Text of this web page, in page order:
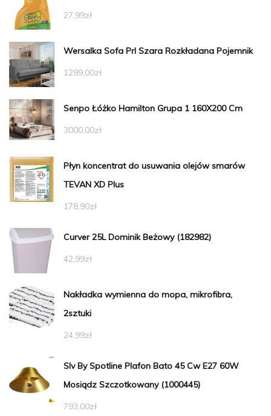
27,99zł
Wersalka Sofa Prl Szara Rozkładana Pojemnik
1299,00zł
Senpo Łóżko Hamilton Grupa 1 160X200 Cm
3000,00zł
Płyn koncentrat do usuwania olejów smarów
TEVAN XD Plus
178,90zł
Curver 25L Dominik Beżowy (182982)
42,99zł
Nakładka wymienna do mopa, mikrofibra,
2sztuki
24,99zł
Slv By Spotline Plafon Bato 45 Cw E27 60W
Mosiądz Szczotkowany (1000445)
793,00zł